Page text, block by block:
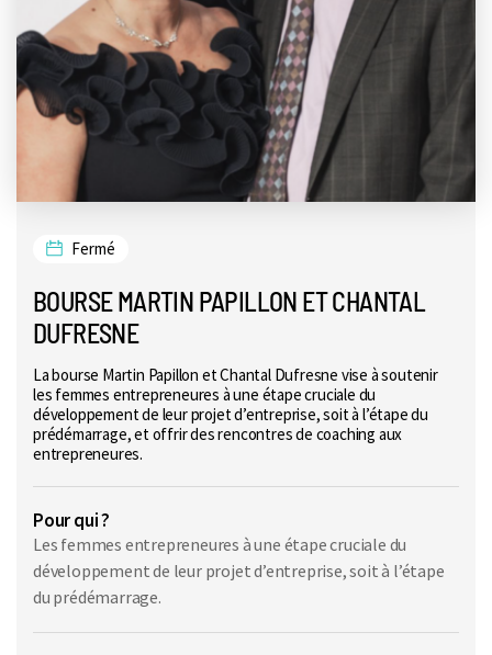
Fermé
BOURSE MARTIN PAPILLON ET CHANTAL
DUFRESNE
La bourse Martin Papillon et Chantal Dufresne vise à soutenir
les femmes entrepreneures à une étape cruciale du
développement de leur projet d’entreprise, soit à l’étape du
prédémarrage, et offrir des rencontres de coaching aux
entrepreneures.
Pour qui ?
Les femmes entrepreneures à une étape cruciale du
développement de leur projet d’entreprise, soit à l’étape
du prédémarrage.